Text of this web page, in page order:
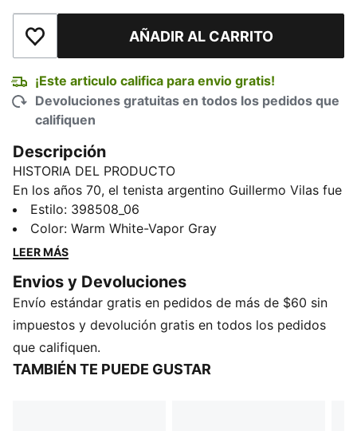
Añadir a la lista de deseosAÑADIR AL CARRITO
¡Este articulo califica para envio gratis!
Devoluciones gratuitas en todos los pedidos que
califiquen
Descripción
HISTORIA DEL PRODUCTO
En los años 70, el tenista argentino Guillermo Vilas fue
protagonista de grandes victorias. No mucho tiempo
después, en los años 80, creamos su calzado
emblemática, el GV Special, que le rinde homenaje con
calles, en un estilo que sigue siendo icónico hasta el
día de hoy. Con detalle de perforaciones para mayor
respirabilidad y una suela voluminosa, esta versión
presenta una cubierta de cuero para un look elegante.
CARACTERÍSTICAS Y BENEFICIOS
Estilo: 398508_06
Color: Warm White-Vapor Gray
LEER MÁS
Envios y Devoluciones
Envío estándar gratis en pedidos de más de $60 sin
impuestos y devolución gratis en todos los pedidos
que califiquen.
TAMBIÉN TE PUEDE GUSTAR